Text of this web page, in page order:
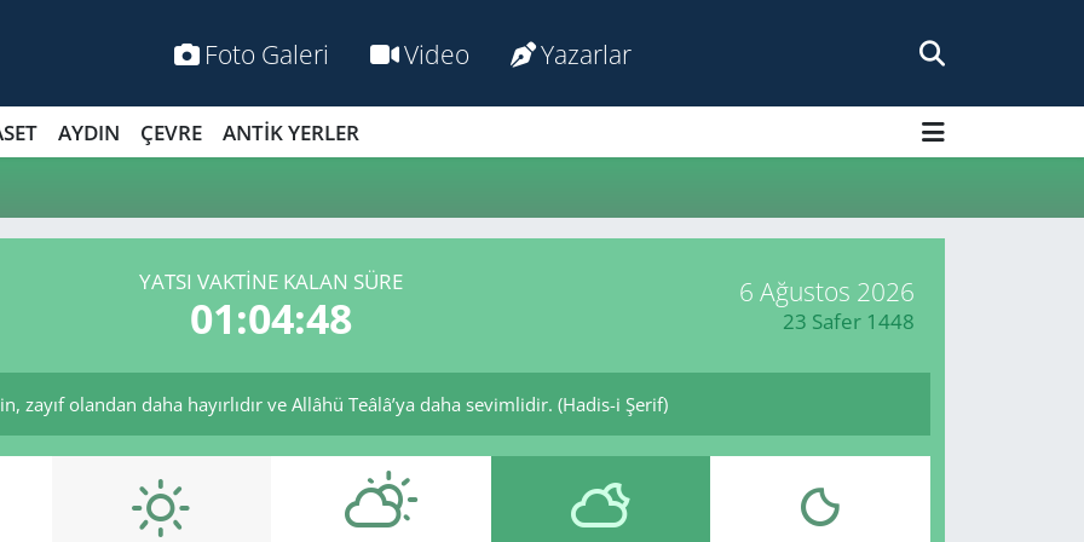
Foto Galeri Video Yazarlar
AYDIN ÇEVRE ANTİK YERLER
YATSI VAKTİNE KALAN SÜRE
01:04:47 6 Ağustos 2026
23 Safer 1448
zayıf olandan daha hayırlıdır ve Allâhü Teâlâ’ya daha sevimlidir. (Hadis-i Şerif)